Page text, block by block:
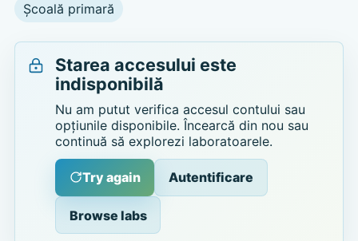
Școală primară
Starea accesului este
indisponibilă
Nu am putut verifica accesul contului sau
opțiunile disponibile. Încearcă din nou sau
continuă să explorezi laboratoarele.
Try again Autentificare
Browse labs